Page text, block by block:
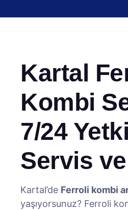
Kartal
Kombi
7/24
Servis
Kartal’de Ferroli kombi
yaşıyorsunuz? Ferroli